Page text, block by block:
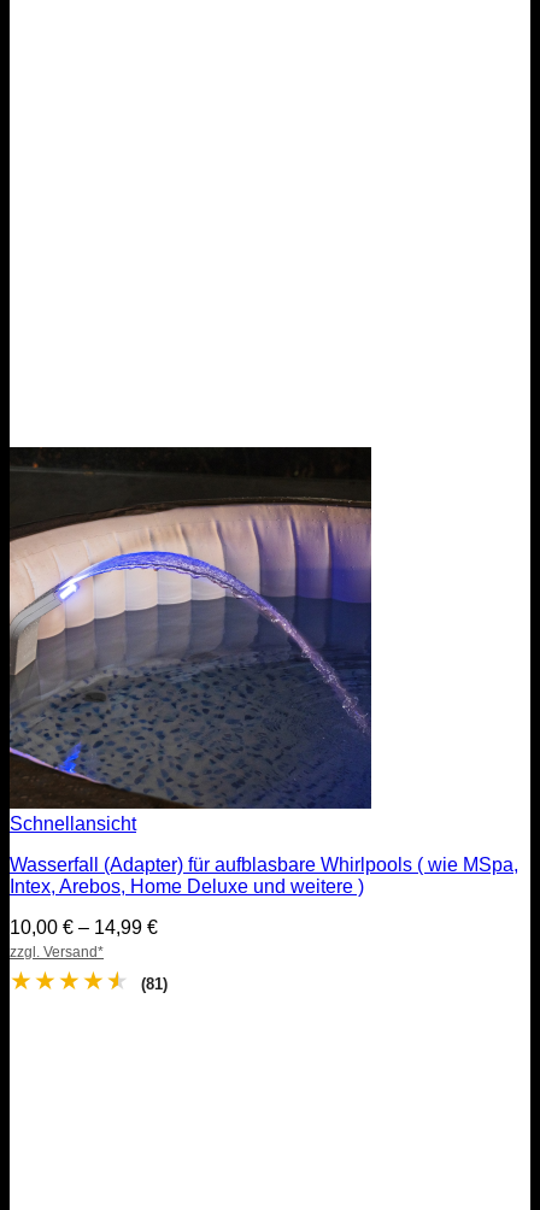
Schnellansicht
Wasserfall (Adapter) für aufblasbare Whirlpools ( wie MSpa,
Intex, Arebos, Home Deluxe und weitere )
10,00 € – 14,99 €Preisspanne:
14,99 €
zzgl. Versand*
★★★★★ (81)